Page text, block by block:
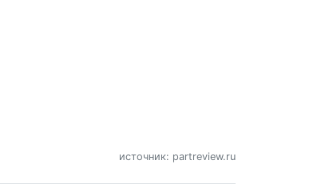
источник: partreview.ru